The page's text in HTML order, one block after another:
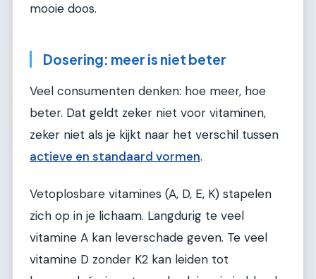
mooie doos.
Dosering: meer is niet beter
Veel consumenten denken: hoe meer, hoe
beter. Dat geldt zeker niet voor vitaminen,
zeker niet als je kijkt naar het verschil tussen
actieve en standaard vormen.
Vetoplosbare vitamines (A, D, E, K) stapelen
zich op in je lichaam. Langdurig te veel
vitamine A kan leverschade geven. Te veel
vitamine D zonder K2 kan leiden tot